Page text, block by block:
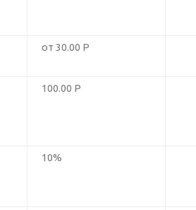
от 30.00 Р
100.00 Р
10%